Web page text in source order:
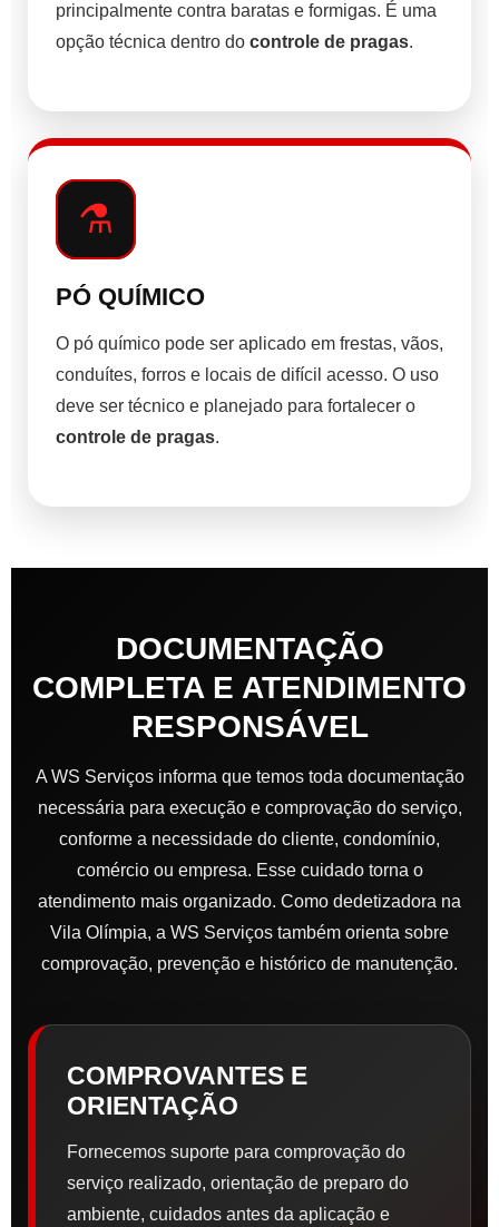
principalmente contra baratas e formigas. É uma
opção técnica dentro do controle de pragas.
⚗️
PÓ QUÍMICO
O pó químico pode ser aplicado em frestas, vãos,
conduítes, forros e locais de difícil acesso. O uso
deve ser técnico e planejado para fortalecer o
controle de pragas.
DOCUMENTAÇÃO
COMPLETA E ATENDIMENTO
RESPONSÁVEL
A WS Serviços informa que temos toda documentação
necessária para execução e comprovação do serviço,
conforme a necessidade do cliente, condomínio,
comércio ou empresa. Esse cuidado torna o
atendimento mais organizado. Como dedetizadora na
Vila Olímpia, a WS Serviços também orienta sobre
comprovação, prevenção e histórico de manutenção.
COMPROVANTES E
ORIENTAÇÃO
Fornecemos suporte para comprovação do
serviço realizado, orientação de preparo do
ambiente, cuidados antes da aplicação e